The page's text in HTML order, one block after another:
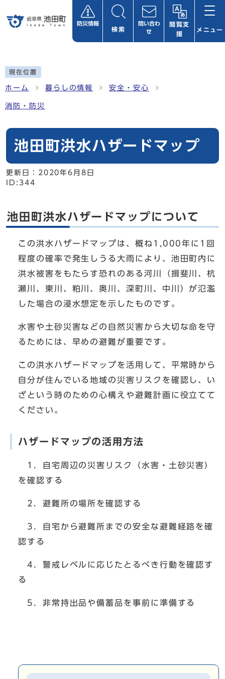
防災情報
検索
問い合わ
せ
閲覧支
援
メニュー
現在位置
ホーム 暮らしの情報 安全・安心
消防・防災
池田町洪水ハザードマップ
更新日： 2020年6月8日
ID:344
池田町洪水ハザードマップについて
この洪水ハザードマップは、概ね1,000年に1回
程度の確率で発生しうる大雨により、池田町内に
洪水被害をもたらす恐れのある河川（揖斐川、杭
瀬川、東川、粕川、奥川、深町川、中川）が氾濫
した場合の浸水想定を示したものです。
水害や土砂災害などの自然災害から大切な命を守
るためには、早めの避難が重要です。
この洪水ハザードマップを活用して、平常時から
自分が住んでいる地域の災害リスクを確認し、い
ざという時のための心構えや避難計画に役立てて
ください。
ハザードマップの活用方法
1．自宅周辺の災害リスク（水害・土砂災害）
を確認する
2．避難所の場所を確認する
3．自宅から避難所までの安全な避難経路を確
認する
4．警戒レベルに応じたとるべき行動を確認す
る
5．非常持出品や備蓄品を事前に準備する